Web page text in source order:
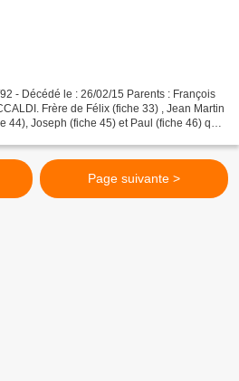
- Décédé le : 26/02/15 Parents : François
Frère de Félix (fiche 33) , Jean Martin
44), Joseph (fiche 45) et Paul (fiche 46) qui
Page suivante >